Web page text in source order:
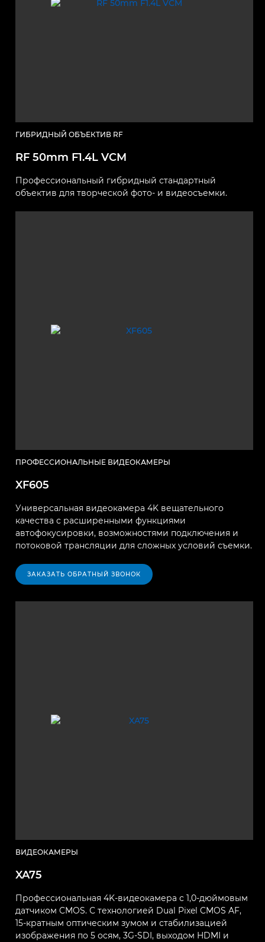
ГИБРИДНЫЙ ОБЪЕКТИВ RF
RF 50mm F1.4L VCM
Профессиональный гибридный стандартный
объектив для творческой фото- и видеосъемки.
ПРОФЕССИОНАЛЬНЫЕ ВИДЕОКАМЕРЫ
XF605
Универсальная видеокамера 4K вещательного
качества с расширенными функциями
автофокусировки, возможностями подключения и
потоковой трансляции для сложных условий съемки.
ЗАКАЗАТЬ ОБРАТНЫЙ ЗВОНОК
ВИДЕОКАМЕРЫ
XA75
Профессиональная 4K-видеокамера с 1,0-дюймовым
датчиком CMOS. С технологией Dual Pixel CMOS AF,
15-кратным оптическим зумом и стабилизацией
изображения по 5 осям, 3G-SDI, выходом HDMI и